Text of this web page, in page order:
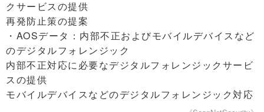
クサービスの提供
再発防止策の提案
・AOSデータ：内部不正およびモバイルデバイスなど
のデジタルフォレンジック
内部不正対応に必要なデジタルフォレンジックサービ
スの提供
モバイルデバイスなどのデジタルフォレンジック対応